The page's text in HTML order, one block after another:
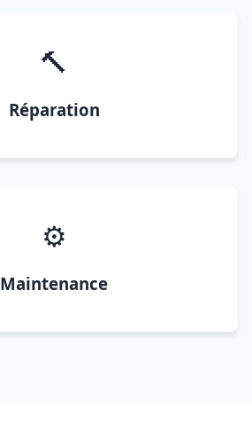
🔨
Réparation
⚙️
Maintenance